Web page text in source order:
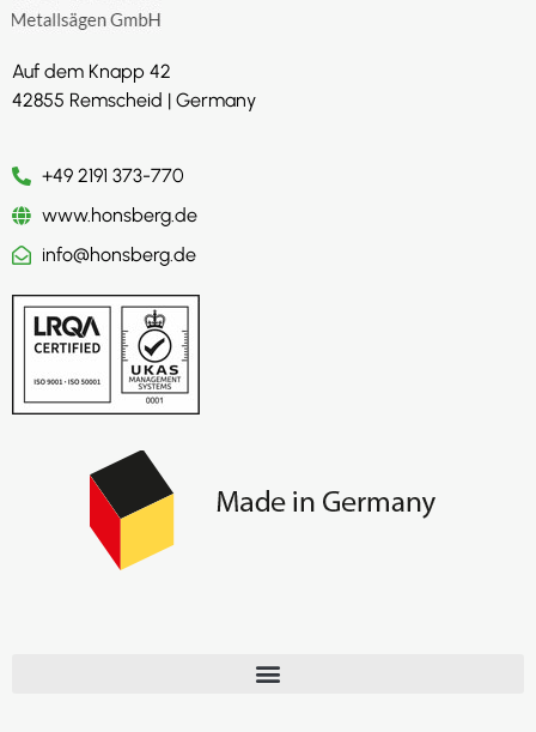
Auf dem Knapp 42
42855 Remscheid | Germany
+49 2191 373-770
www.honsberg.de
info@honsberg.de